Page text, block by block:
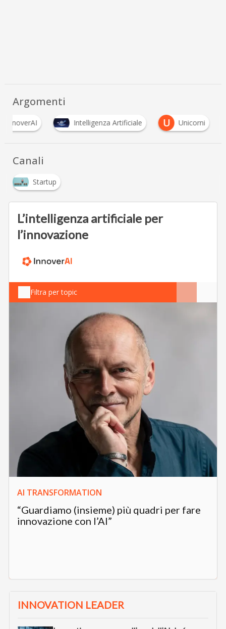
Argomenti
InnoverAI Intelligenza Artificiale U Unicorni
Canali
Startup
L’intelligenza artificiale per
l’innovazione
Filtra per topic
AI TRANSFORMATION
“Guardiamo (insieme) più quadri per fare
innovazione con l’AI”
INNOVATION LEADER